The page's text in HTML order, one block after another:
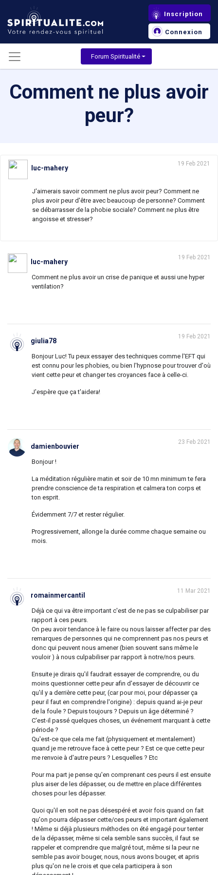
Inscription
Connexion
Forum Spiritualité
Comment ne plus avoir
peur?
luc-mahery
19 Feb 2021
J'aimerais savoir comment ne plus avoir peur? Comment ne
plus avoir peur d'être avec beaucoup de personne? Comment
se débarrasser de la phobie sociale? Comment ne plus être
angoisse et stresser?
luc-mahery
19 Feb 2021
Comment ne plus avoir un crise de panique et aussi une hyper
ventilation?
giulia78
19 Feb 2021
Bonjour Luc! Tu peux essayer des techniques comme l'EFT qui
est connu pour les phobies, ou bien l'hypnose pour trouver d'où
vient cette peur et changer tes croyances face à celle-ci.
J'espère que ça t'aidera!
damienbouvier
23 Feb 2021
Bonjour !
La méditation régulière matin et soir de 10 mn minimum te fera
prendre conscience de ta respiration et calmera ton corps et
ton esprit.
Évidemment 7/7 et rester régulier.
Progressivement, allonge la durée comme chaque semaine ou
mois.
romainmercantil
11 Mar 2021
Déjà ce qui va être important c'est de ne pas se culpabiliser par
rapport à ces peurs.
On peu avoir tendance à le faire ou nous laisser affecter par des
remarques de personnes qui ne comprennent pas nos peurs et
donc qui peuvent nous amener (bien souvent sans même le
vouloir ) à nous culpabiliser par rapport à notre/nos peurs.
Ensuite je dirais qu'il faudrait essayer de comprendre, ou du
moins questionner cette peur afin d'essayer de découvrir ce
qu'il y a derrière cette peur, (car pour moi, pour dépasser ça
peur il faut en comprendre l'origine) : depuis quand ai-je peur
de la foule ? Depuis toujours ? Depuis un âge déterminé ?
C'est-il passé quelques choses, un événement marquant à cette
période ?
Qu'est-ce que cela me fait (physiquement et mentalement)
quand je me retrouve face à cette peur ? Est ce que cette peur
me renvoie à d'autre peurs ? Lesquelles ? Etc
Pour ma part je pense qu'en comprenant ces peurs il est ensuite
plus aiser de les dépasser, ou de mettre en place différentes
choses pour les dépasser.
Quoi qu'il en soit ne pas désespéré et avoir fois quand on fait
qu'on pourra dépasser cette/ces peurs et important également
! Même si déjà plusieurs méthodes on été engagé pour tenter
de la dépasser, même si cela semble sans succès, il faut se
rappeler et comprendre que malgré tout, même si la peur ne
semble pas avoir bouger, nous, nous avons bouger, et apris
plus qu'on ne le crois et que cela participera à son